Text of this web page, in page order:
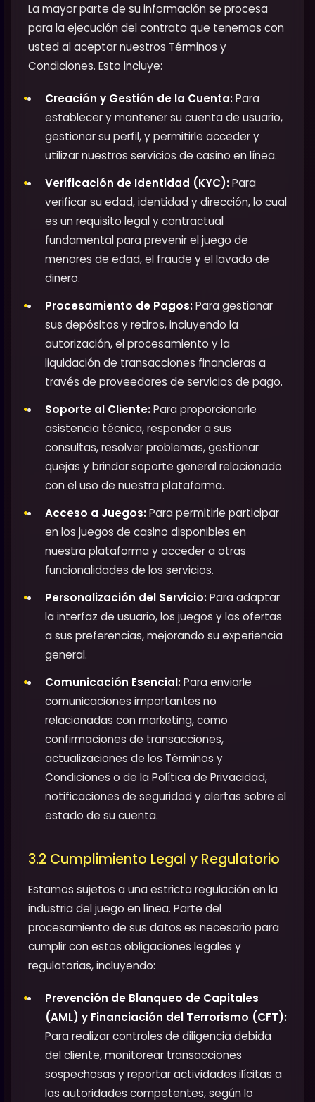
La mayor parte de su información se procesa
para la ejecución del contrato que tenemos con
usted al aceptar nuestros Términos y
Condiciones. Esto incluye:
Creación y Gestión de la Cuenta:Para
establecer y mantener su cuenta de usuario,
gestionar su perfil, y permitirle acceder y
utilizar nuestros servicios de casino en línea.
Verificación de Identidad (KYC):Para
verificar su edad, identidad y dirección, lo cual
es un requisito legal y contractual
fundamental para prevenir el juego de
menores de edad, el fraude y el lavado de
dinero.
Procesamiento de Pagos:Para gestionar
sus depósitos y retiros, incluyendo la
autorización, el procesamiento y la
liquidación de transacciones financieras a
través de proveedores de servicios de pago.
Soporte al Cliente:Para proporcionarle
asistencia técnica, responder a sus
consultas, resolver problemas, gestionar
quejas y brindar soporte general relacionado
con el uso de nuestra plataforma.
Acceso a Juegos:Para permitirle participar
en los juegos de casino disponibles en
nuestra plataforma y acceder a otras
funcionalidades de los servicios.
Personalización del Servicio:Para adaptar
la interfaz de usuario, los juegos y las ofertas
a sus preferencias, mejorando su experiencia
general.
Comunicación Esencial:Para enviarle
comunicaciones importantes no
relacionadas con marketing, como
confirmaciones de transacciones,
actualizaciones de los Términos y
Condiciones o de la Política de Privacidad,
notificaciones de seguridad y alertas sobre el
estado de su cuenta.
3.2 Cumplimiento Legal y Regulatorio
Estamos sujetos a una estricta regulación en la
industria del juego en línea. Parte del
procesamiento de sus datos es necesario para
cumplir con estas obligaciones legales y
regulatorias, incluyendo:
Prevención de Blanqueo de Capitales
(AML) y Financiación del Terrorismo (CFT):
Para realizar controles de diligencia debida
del cliente, monitorear transacciones
sospechosas y reportar actividades ilícitas a
las autoridades competentes, según lo